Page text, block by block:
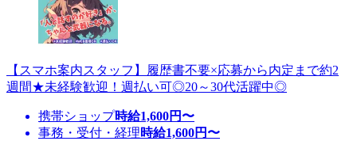
【スマホ案内スタッフ】履歴書不要×応募から内定まで約2
週間★未経験歓迎！週払い可◎20～30代活躍中◎
携帯ショップ時給1,600円〜
事務・受付・経理時給1,600円〜